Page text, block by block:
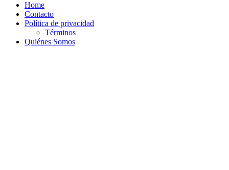
Home
Contacto
Política de privacidad
Términos
Quiénes Somos